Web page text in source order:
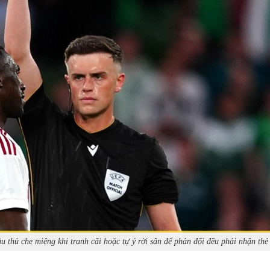
thủ che miệng khi tranh cãi hoặc tự ý rời sân để phản đối đều phải nhận thẻ